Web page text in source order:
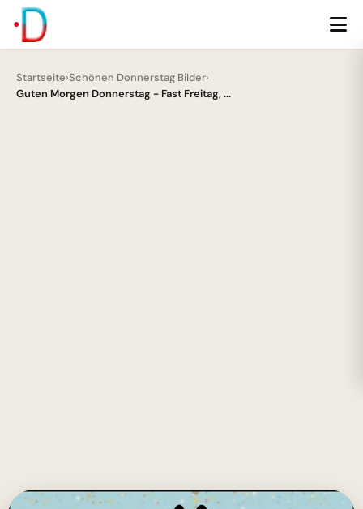
Startseite›Schönen Donnerstag Bilder›
Guten Morgen Donnerstag - Fast Freitag, ...